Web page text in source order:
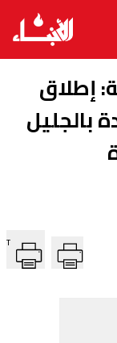
إطلاق
بالجليل
T